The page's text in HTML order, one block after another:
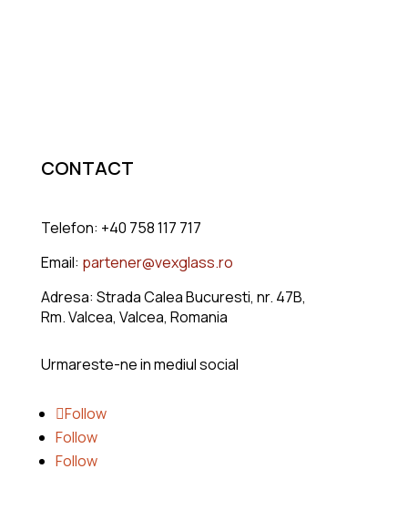
CONTACT
Telefon: +40 758 117 717
Email: partener@vexglass.ro
Adresa: Strada Calea Bucuresti, nr. 47B,
Rm. Valcea, Valcea, Romania
Urmareste-ne in mediul social
Follow
Follow
Follow